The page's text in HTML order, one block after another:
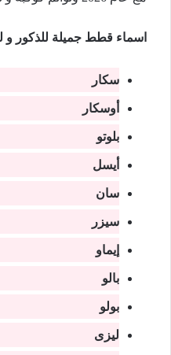
اسماء قطط جميلة للذكور و
سكار
أوسكار
بلوتو
أيسل
سان
سيزر
إيماو
بالو
بولو
ليزى